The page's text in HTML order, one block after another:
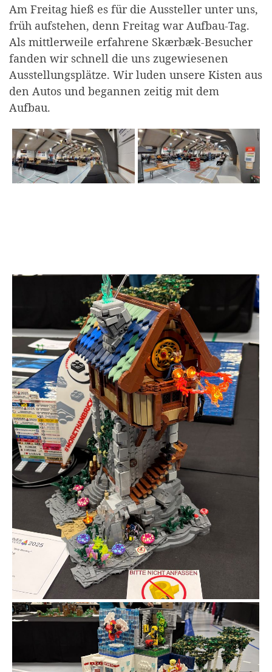
Am Freitag hieß es für die Aussteller unter uns,
früh aufstehen, denn Freitag war Aufbau-Tag.
Als mittlerweile erfahrene Skærbæk-Besucher
fanden wir schnell die uns zugewiesenen
Ausstellungsplätze. Wir luden unsere Kisten aus
den Autos und begannen zeitig mit dem
Aufbau.